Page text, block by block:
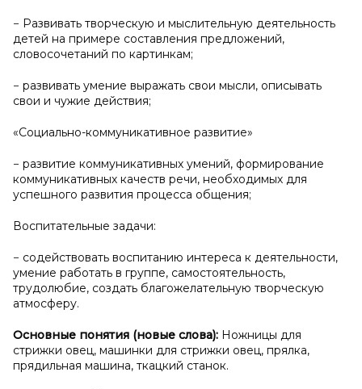
− Развивать творческую и мыслительную деятельность
детей на примере составления предложений,
словосочетаний по картинкам;
− развивать умение выражать свои мысли, описывать
свои и чужие действия;
«Социально-коммуникативное развитие»
− развитие коммуникативных умений, формирование
коммуникативных качеств речи, необходимых для
успешного развития процесса общения;
Воспитательные задачи:
− содействовать воспитанию интереса к деятельности,
умение работать в группе, самостоятельность,
трудолюбие, создать благожелательную творческую
атмосферу.
Основные понятия (новые слова): Ножницы для
стрижки овец, машинки для стрижки овец, прялка,
прядильная машина, ткацкий станок.